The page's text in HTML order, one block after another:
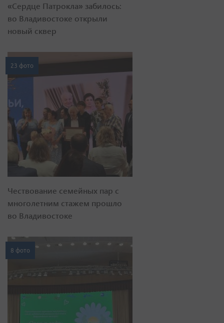
«Сердце Патрокла» забилось:
во Владивостоке открыли
новый сквер
23 фото
Чествование семейных пар с
многолетним стажем прошло
во Владивостоке
8 фото